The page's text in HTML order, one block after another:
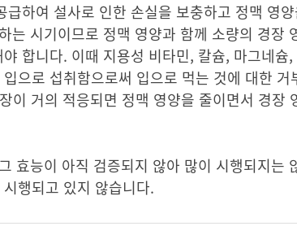
하여 설사로 인한 손실을 보충하고 정맥 영
는 시기이므로 정맥 영양과 함께 소량의 경장
합니다. 이때 지용성 비타민, 칼슘, 마그네슘
으로 섭취함으로써 입으로 먹는 것에 대한
이 거의 적응되면 정맥 영양을 줄이면서 경장
효능이 아직 검증되지 않아 많이 시행되지는
행되고 있지 않습니다.